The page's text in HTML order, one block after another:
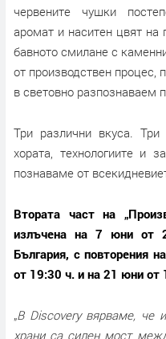
червените чушки
аромат и наситен цвят на
бавното смилане с
от производствен процес,
в световно разпознаваем
Три различни вкуса.
хората, технологиите и
познаваме от
Втората част на
излъчена на 7 юни от
България, с повторения
от 19:30 ч. и на 21 юни от
„В Discovery вярваме, че
храни са силен мост